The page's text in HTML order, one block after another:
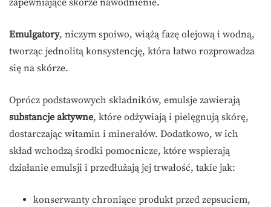
zapewniające skórze nawodnienie.
Emulgatory, niczym spoiwo, wiążą fazę olejową i wodną,
tworząc jednolitą konsystencję, która łatwo rozprowadza
się na skórze.
Oprócz podstawowych składników, emulsje zawierają
substancje aktywne, które odżywiają i pielęgnują skórę,
dostarczając witamin i minerałów. Dodatkowo, w ich
skład wchodzą środki pomocnicze, które wspierają
działanie emulsji i przedłużają jej trwałość, takie jak:
konserwanty chroniące produkt przed zepsuciem,